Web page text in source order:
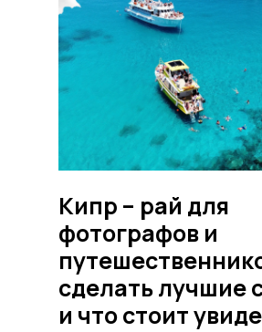
Кипр – рай для
фотографов и
сделать лучшие
и что стоит